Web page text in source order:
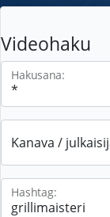
Videohaku
Hakusana:
Kanava /
Hashtag: